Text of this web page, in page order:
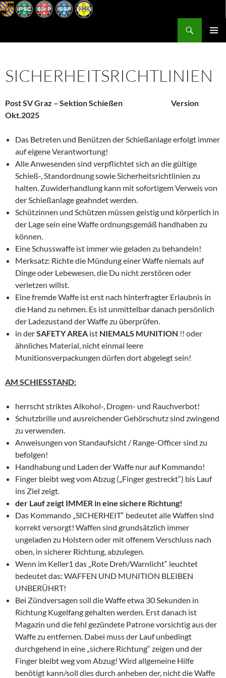
Zum
Inhalt
SICHERHEITSRICHTLINIEN
Post SV Graz – Sektion Schießen Version
Okt.2025
Das Betreten und Benützen der Schießanlage erfolgt immer
auf eigene Verantwortung!
Alle Anwesenden sind verpflichtet sich an die gültige
Schieß-, Standordnung sowie Sicherheitsrichtlinien zu
halten. Zuwiderhandlung kann mit sofortigem Verweis von
der Schießanlage geahndet werden.
Schützinnen und Schützen müssen geistig und körperlich in
der Lage sein eine Waffe ordnungsgemäß handhaben zu
können.
Eine Schusswaffe ist immer wie geladen zu behandeln!
Merksatz: Richte die Mündung einer Waffe niemals auf
Dinge oder Lebewesen, die Du nicht zerstören oder
verletzen willst.
Eine fremde Waffe ist erst nach hinterfragter Erlaubnis in
die Hand zu nehmen. Es ist unmittelbar danach persönlich
der Ladezustand der Waffe zu überprüfen.
in derSAFETY AREA ist NIEMALS MUNITION !! oder
ähnliches Material, nicht einmal leere
Munitionsverpackungen dürfen dort abgelegt sein!
AM SCHIESSTAND:
herrscht striktes Alkohol-, Drogen- und Rauchverbot!
Schutzbrille und ausreichender Gehörschutz sind zwingend
zu verwenden.
Anweisungen von Standaufsicht / Range-Officer sind zu
befolgen!
Handhabung und Laden der Waffe nur auf Kommando!
Finger bleibt weg vom Abzug („Finger gestreckt“) bis Lauf
ins Ziel zeigt.
der Lauf zeigt IMMER in eine sichere Richtung!
Das Kommando „SICHERHEIT“ bedeutet alle Waffen sind
korrekt versorgt! Waffen sind grundsätzlich immer
ungeladen zu Holstern oder mit offenem Verschluss nach
oben, in sicherer Richtung, abzulegen.
Wenn im Keller1 das „Rote Dreh/Warnlicht“ leuchtet
bedeutet das: WAFFEN UND MUNITION BLEIBEN
UNBERÜHRT!
Bei Zündversagen soll die Waffe etwa 30 Sekunden in
Richtung Kugelfang gehalten werden. Erst danach ist
Magazin und die fehl gezündete Patrone vorsichtig aus der
Waffe zu entfernen. Dabei muss der Lauf unbedingt
durchgehend in eine „sichere Richtung“ zeigen und der
Finger bleibt weg vom Abzug! Wird allgemeine Hilfe
benötigt kann/soll dies durch anheben der, nicht die Waffe